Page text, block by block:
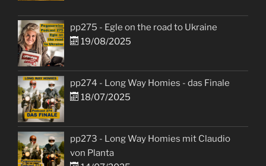
pp275 - Egle on the road to Ukraine
19/08/2025
pp274 - Long Way Homies - das Finale
18/07/2025
pp273 - Long Way Homies mit Claudio
von Planta